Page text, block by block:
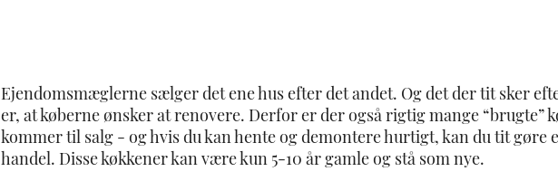
Ejendomsmæglerne sælger det ene hus efter det andet. Og det der tit sker
er, at køberne ønsker at renovere. Derfor er der også rigtig mange “brugte”
kommer til salg - og hvis du kan hente og demontere hurtigt, kan du tit gøre
handel. Disse køkkener kan være kun 5-10 år gamle og stå som nye.